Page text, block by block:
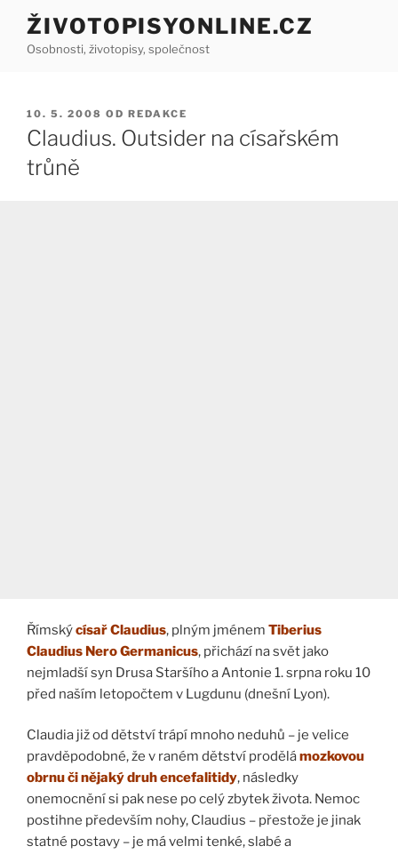
Přejít
obsahu
ŽIVOTOPISYONLINE.CZ
Osobnosti, životopisy, společnost
PUBLIKOVÁNO
10. 5. 2008 OD REDAKCE
Claudius. Outsider na císařském
trůně
ŘímskýcísařClaudius, plným jménem Tiberius
Claudius Nero Germanicus, přichází na svět jako
nejmladší syn Drusa Staršího a Antonie 1. srpna roku 10
před naším letopočtem v Lugdunu (dnešní Lyon).
Claudia již od dětství trápí mnoho neduhů – je velice
pravděpodobné, že v raném dětství prodělámozkovou
obrnu či nějaký druh encefalitidy, následky
onemocnění si pak nese po celý zbytek života. Nemoc
postihne především nohy, Claudius – přestože je jinak
statné postavy – je má velmi tenké, slabé a